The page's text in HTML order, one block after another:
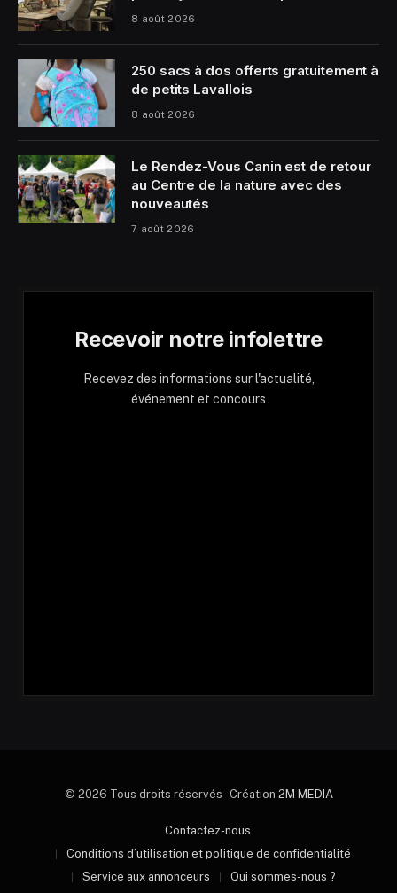
8 août 2026
250 sacs à dos offerts gratuitement à
de petits Lavallois
8 août 2026
Le Rendez-Vous Canin est de retour
au Centre de la nature avec des
nouveautés
7 août 2026
Recevoir notre infolettre
Recevez des informations sur l'actualité,
événement et concours
© 2026 Tous droits réservés - Création 2M MEDIA
Contactez-nous
Conditions d’utilisation et politique de confidentialité
Service aux annonceurs
Qui sommes-nous ?